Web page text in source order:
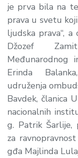
je prva bila na
prava u svetu
ljudska prava“,
Džozef
Međunarodnog
Erinda
udruženja
Bavdek, članica
nacionalnih
g. Patrik Šarlije,
za
gđa Majlinda